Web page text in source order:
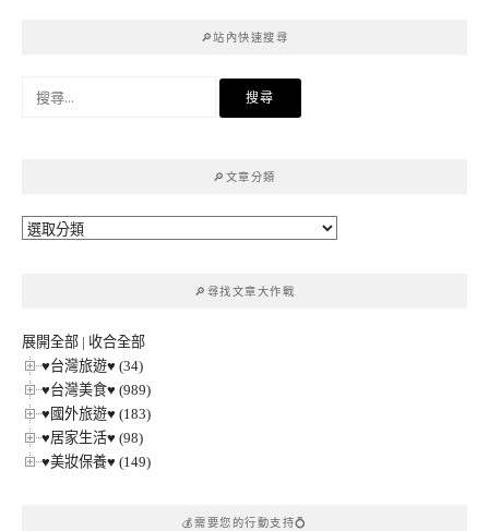
🔎站內快速搜尋
🔎文章分類
🔎
🔎尋找文章大作戰
展開全部 | 收合全部
♥台灣旅遊♥ (34)
♥台灣美食♥ (989)
♥國外旅遊♥ (183)
♥居家生活♥ (98)
♥美妝保養♥ (149)
💰需要您的行動支持💍